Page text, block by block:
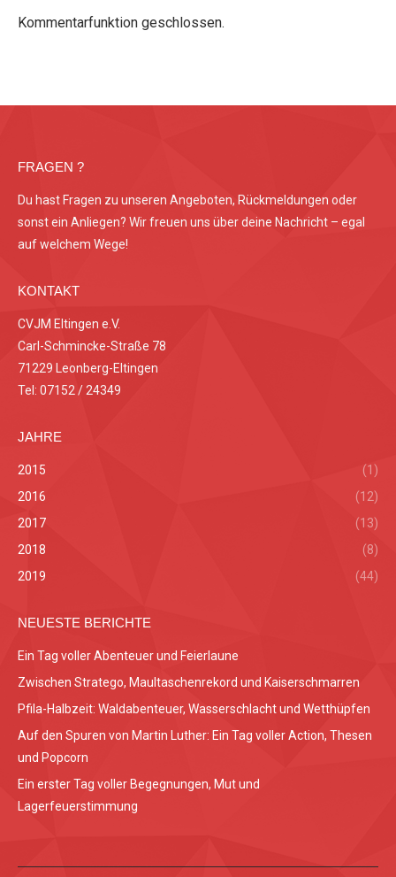
Kommentarfunktion geschlossen.
FRAGEN ?
Du hast Fragen zu unseren Angeboten, Rückmeldungen oder
sonst ein Anliegen? Wir freuen uns über deine Nachricht – egal
auf welchem Wege!
KONTAKT
CVJM Eltingen e.V.
Carl-Schmincke-Straße 78
71229 Leonberg-Eltingen
Tel: 07152 / 24349
JAHRE
2015
(1)
2016
(12)
2017
(13)
2018
(8)
2019
(44)
NEUESTE BERICHTE
Ein Tag voller Abenteuer und Feierlaune
Zwischen Stratego, Maultaschenrekord und Kaiserschmarren
Pfila-Halbzeit: Waldabenteuer, Wasserschlacht und Wetthüpfen
Auf den Spuren von Martin Luther: Ein Tag voller Action, Thesen
und Popcorn
Ein erster Tag voller Begegnungen, Mut und
Lagerfeuerstimmung